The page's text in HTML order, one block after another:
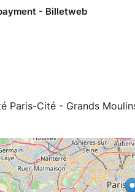
Paris-Cité - Grands